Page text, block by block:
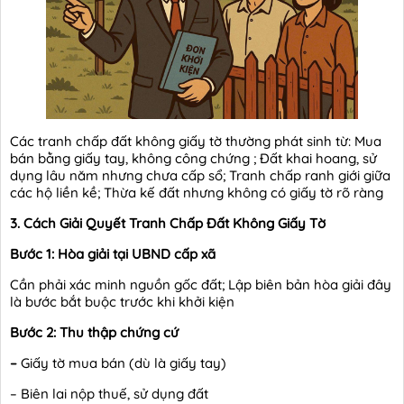
Các tranh chấp đất không giấy tờ thường phát sinh từ: Mua
bán bằng giấy tay, không công chứng ; Đất khai hoang, sử
dụng lâu năm nhưng chưa cấp sổ; Tranh chấp ranh giới giữa
các hộ liền kề; Thừa kế đất nhưng không có giấy tờ rõ ràng
3. Cách Giải Quyết Tranh Chấp Đất Không Giấy Tờ
Bước 1: Hòa giải tại UBND cấp xã
Cần phải xác minh nguồn gốc đất; Lập biên bản hòa giải đây
là bước bắt buộc trước khi khởi kiện
Bước 2: Thu thập chứng cứ
– Giấy tờ mua bán (dù là giấy tay)
– Biên lai nộp thuế, sử dụng đất